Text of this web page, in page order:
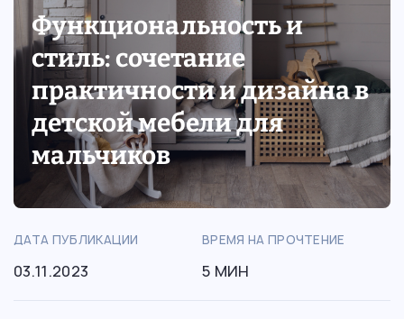
Функциональность и
стиль: сочетание
практичности и дизайна в
детской мебели для
мальчиков
ДАТА ПУБЛИКАЦИИ
03.11.2023
ВРЕМЯ НА ПРОЧТЕНИЕ
5 МИН